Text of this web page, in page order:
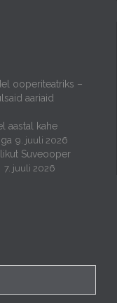
ooperiteatriks –
aariaid
aastal kahe
9. juuli 2026
Suveooper
7. juuli 2026